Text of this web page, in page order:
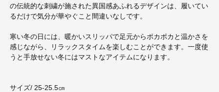
の伝統的な刺繍が施された異国感あふれるデザインは、履いてい
るだけで気分が華やぐこと間違いなしです。
寒い冬の日には、暖かいスリッパで足元からポカポカと温かさを
感じながら、リラックスタイムを楽しむことができます。一度使
うと手放せない冬にはマストなアイテムになります。
サイズ/ 25-25.5㎝